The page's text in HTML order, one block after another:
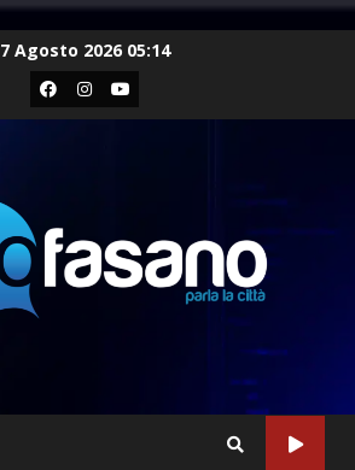
7 Agosto 2026 05:14
Facebook
Instagram
Youtube